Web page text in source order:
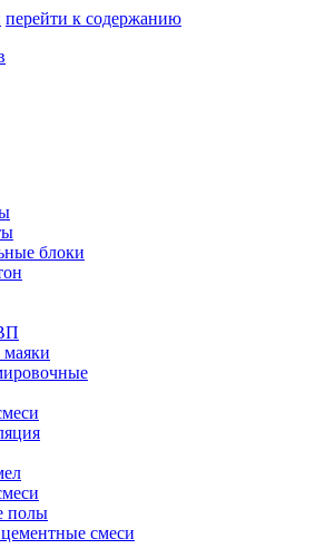
перейти к содержанию
блоки
полы
смеси